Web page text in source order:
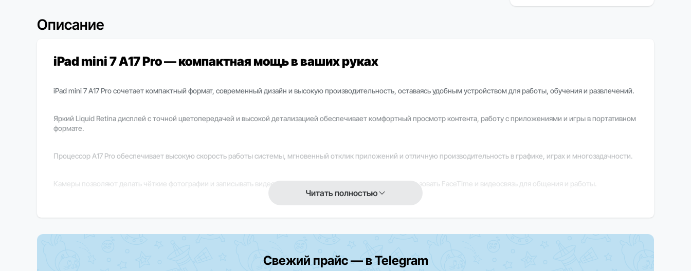
Описание
iPad mini 7 A17 Pro — компактная мощь в ваших руках
iPad mini 7 A17 Pro сочетает компактный формат, современный дизайн и высокую производительность, оставаясь удобным устройством для работы, обучения и развлечений.
Яркий Liquid Retina дисплей с точной цветопередачей и высокой детализацией обеспечивает комфортный просмотр контента, работу с приложениями и игры в портативном
формате.
Процессор A17 Pro обеспечивает высокую скорость работы системы, мгновенный отклик приложений и отличную производительность в графике, играх и многозадачности.
Камеры позволяют делать чёткие фотографии и записывать видео высокого качества, а также удобно использовать FaceTime и видеосвязь для общения и работы.
В зависимости от региона поставки некоторые функции и приложения могут быть ограничены. Для уточнения информации обратитесь к нашим менеджерам.
Читать полностью
Свежий прайс — в Telegram